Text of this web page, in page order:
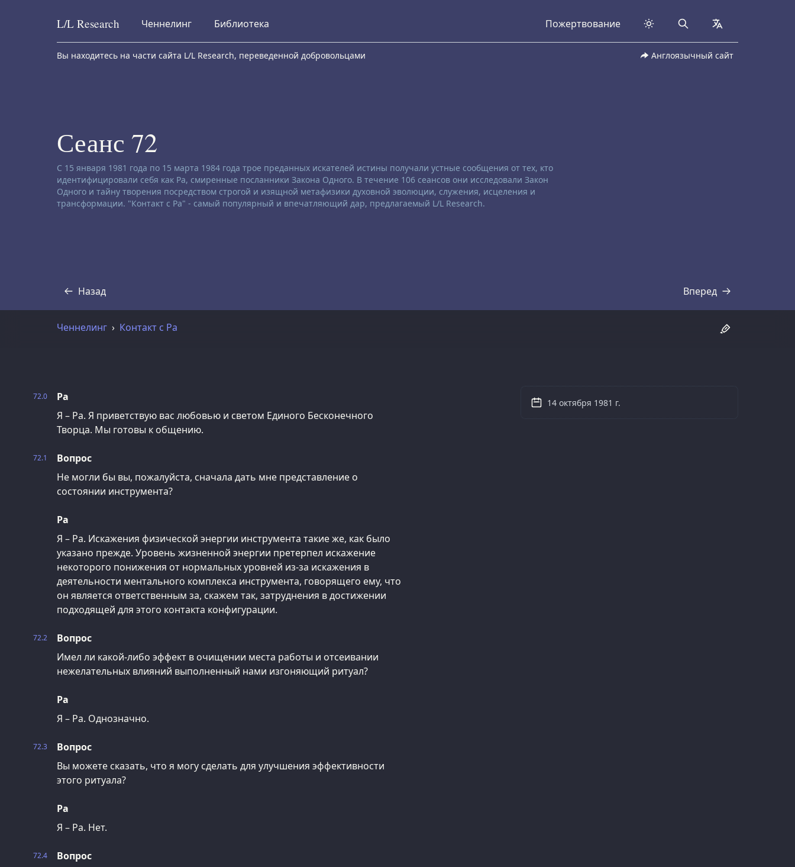
Skip to content
L/L Research Ченнелинг Библиотека Пожертвование Search collapsed
Вы находитесь на части сайта L/L Research, переведенной добровольцами Англоязычный сайт
Сеанс 72
Заявление об отказе от ответственности:
С 15 января 1981 года по 15 марта 1984 года трое преданных искателей истины получали устные сообщения от тех, кто
идентифицировали себя как Ра, смиренные посланники Закона Одного. В течение 106 сеансов они исследовали Закон
Одного и тайну творения посредством строгой и изящной метафизики духовной эволюции, служения, исцеления и
трансформации. "Контакт с Ра" - самый популярный и впечатляющий дар, предлагаемый L/L Research.
Назад
Стенограмма Вперед
Стенограмма
Ченнелинг Контакт с Ра
72.0
Ра
Я – Ра. Я приветствую вас любовью и светом Единого Бесконечного
Творца. Мы готовы к общению.
72.1
Вопрос
Не могли бы вы, пожалуйста, сначала дать мне представление о
состоянии инструмента?
Ра
Я – Ра. Искажения физической энергии инструмента такие же, как было
указано прежде. Уровень жизненной энергии претерпел искажение
некоторого понижения от нормальных уровней из-за искажения в
деятельности ментального комплекса инструмента, говорящего ему, что
он является ответственным за, скажем так, затруднения в достижении
подходящей для этого контакта конфигурации.
72.2
Вопрос
Имел ли какой-либо эффект в очищении места работы и отсеивании
нежелательных влияний выполненный нами изгоняющий ритуал?
Ра
Я – Ра. Однозначно.
72.3
Вопрос
Вы можете сказать, что я могу сделать для улучшения эффективности
этого ритуала?
Ра
Я – Ра. Нет.
72.4
Вопрос
14 октября 1981 г.